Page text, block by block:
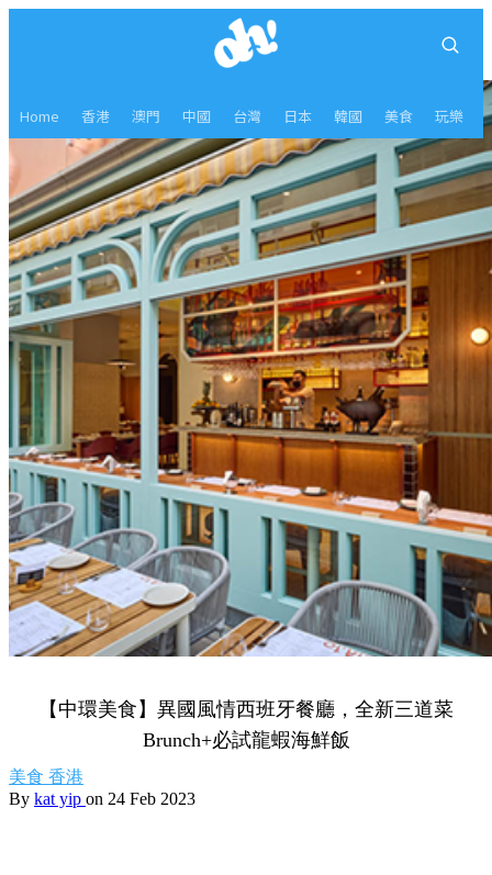
Home 香港 澳門 中國 台灣 日本 韓國 美食 玩樂
【中環美食】異國風情西班牙餐廳，全新三道菜
Brunch+必試龍蝦海鮮飯
美食 香港
By kat yip on 24 Feb 2023